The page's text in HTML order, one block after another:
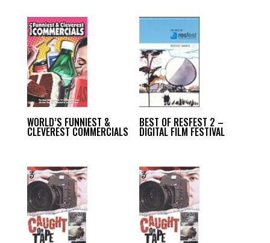
WORLD’S FUNNIEST &
CLEVEREST COMMERCIALS
BEST OF RESFEST 2 –
DIGITAL FILM FESTIVAL